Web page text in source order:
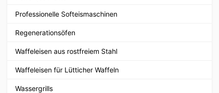
Professionelle Softeismaschinen
Regenerationsöfen
Waffeleisen aus rostfreiem Stahl
Waffeleisen für Lütticher Waffeln
Wassergrills